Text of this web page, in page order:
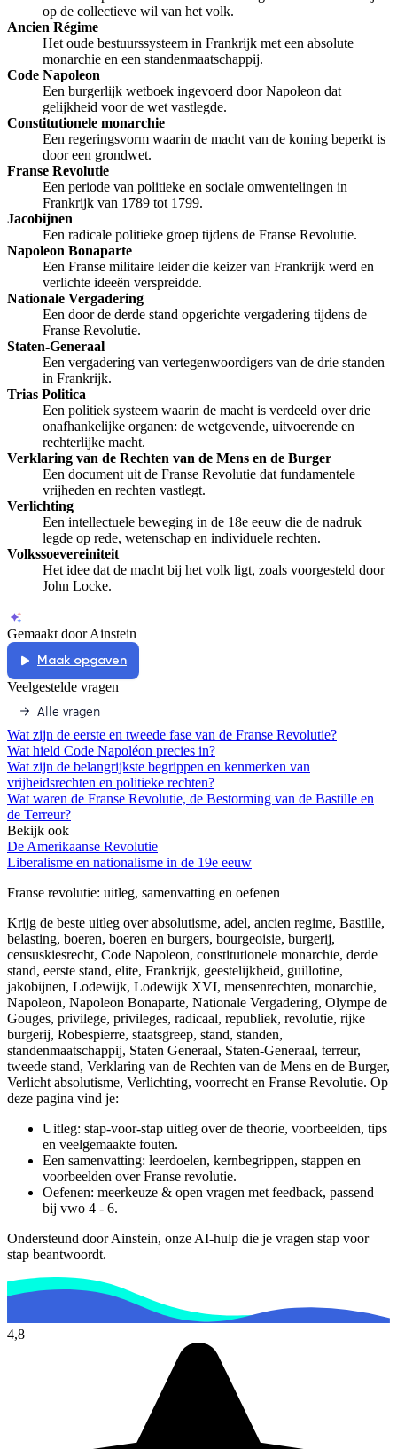
op de collectieve wil van het volk.
Ancien Régime
Het oude bestuurssysteem in Frankrijk met een absolute
monarchie en een standenmaatschappij.
Code Napoleon
Een burgerlijk wetboek ingevoerd door Napoleon dat
gelijkheid voor de wet vastlegde.
Constitutionele monarchie
Een regeringsvorm waarin de macht van de koning beperkt is
door een grondwet.
Franse Revolutie
Een periode van politieke en sociale omwentelingen in
Frankrijk van 1789 tot 1799.
Jacobijnen
Een radicale politieke groep tijdens de Franse Revolutie.
Napoleon Bonaparte
Een Franse militaire leider die keizer van Frankrijk werd en
verlichte ideeën verspreidde.
Nationale Vergadering
Een door de derde stand opgerichte vergadering tijdens de
Franse Revolutie.
Staten-Generaal
Een vergadering van vertegenwoordigers van de drie standen
in Frankrijk.
Trias Politica
Een politiek systeem waarin de macht is verdeeld over drie
onafhankelijke organen: de wetgevende, uitvoerende en
rechterlijke macht.
Verklaring van de Rechten van de Mens en de Burger
Een document uit de Franse Revolutie dat fundamentele
vrijheden en rechten vastlegt.
Verlichting
Een intellectuele beweging in de 18e eeuw die de nadruk
legde op rede, wetenschap en individuele rechten.
Volkssoevereiniteit
Het idee dat de macht bij het volk ligt, zoals voorgesteld door
John Locke.
Gemaakt door Ainstein
Maak opgaven
Veelgestelde vragen
Alle vragen
Wat zijn de eerste en tweede fase van de Franse Revolutie?
Wat hield Code Napoléon precies in?
Wat zijn de belangrijkste begrippen en kenmerken van
vrijheidsrechten en politieke rechten?
Wat waren de Franse Revolutie, de Bestorming van de Bastille en
de Terreur?
Bekijk ook
De Amerikaanse Revolutie
Liberalisme en nationalisme in de 19e eeuw
Franse revolutie: uitleg, samenvatting en oefenen
Krijg de beste uitleg over absolutisme, adel, ancien regime, Bastille,
belasting, boeren, boeren en burgers, bourgeoisie, burgerij,
censuskiesrecht, Code Napoleon, constitutionele monarchie, derde
stand, eerste stand, elite, Frankrijk, geestelijkheid, guillotine,
jakobijnen, Lodewijk, Lodewijk XVI, mensenrechten, monarchie,
Napoleon, Napoleon Bonaparte, Nationale Vergadering, Olympe de
Gouges, privilege, privileges, radicaal, republiek, revolutie, rijke
burgerij, Robespierre, staatsgreep, stand, standen,
standenmaatschappij, Staten Generaal, Staten-Generaal, terreur,
tweede stand, Verklaring van de Rechten van de Mens en de Burger,
Verlicht absolutisme, Verlichting, voorrecht en Franse Revolutie. Op
deze pagina vind je:
Uitleg: stap-voor-stap uitleg over de theorie, voorbeelden, tips
en veelgemaakte fouten.
Een samenvatting: leerdoelen, kernbegrippen, stappen en
voorbeelden overFranse revolutie.
Oefenen: meerkeuze & open vragen met feedback, passend
bij vwo 4 - 6.
Ondersteund door Ainstein, onze AI-hulp die je vragen stap voor
stap beantwoordt.
4,8